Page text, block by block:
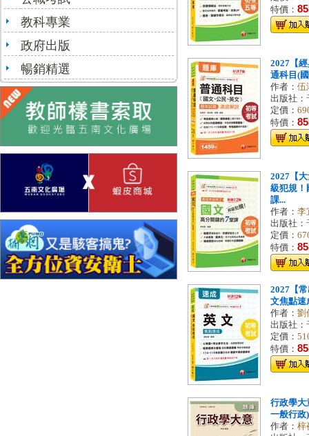
教科專業
政府出版
暢銷精選
特價： 85
2027【
通科目(
作者： 伍
出版社：
定價：
特價： 85
2027【
級犯規！
課...
作者： 李
出版社：
定價：
特價： 85
2027【
文焦點速
作者： 劉
出版社：
定價：
特價： 85
行政學大
一般行政
作者： 梓